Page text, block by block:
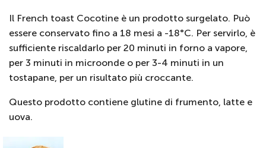
Il French toast Cocotine è un prodotto surgelato. Può
essere conservato fino a 18 mesi a -18°C. Per servirlo, è
sufficiente riscaldarlo per 20 minuti in forno a vapore,
per 3 minuti in microonde o per 3-4 minuti in un
tostapane, per un risultato più croccante.
Questo prodotto contiene glutine di frumento, latte e
uova.